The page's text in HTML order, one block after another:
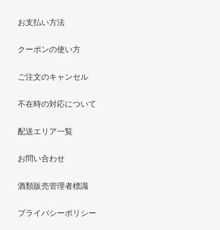
お支払い方法
クーポンの使い方
ご注文のキャンセル
不在時の対応について
配送エリア一覧
お問い合わせ
酒類販売管理者標識
プライバシーポリシー